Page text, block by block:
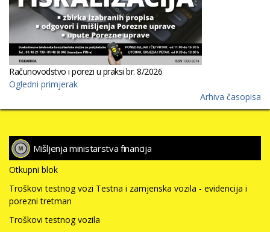
Računovodstvo i porezi u praksi br. 8/2026
Ogledni primjerak
Arhiva časopisa
Mišljenja ministarstva financija
Otkupni blok
Troškovi testnog vozi Testna i zamjenska vozila - evidencija i
porezni tretman
Troškovi testnog vozila